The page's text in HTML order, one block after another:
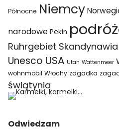
Północne Niemcy
narodowe Pekin
Ruhrgebiet Skandynawia
Unesco USA Utah Wattenmeer
wohnmobil Włochy zagadka
świątynia
Odwiedzam